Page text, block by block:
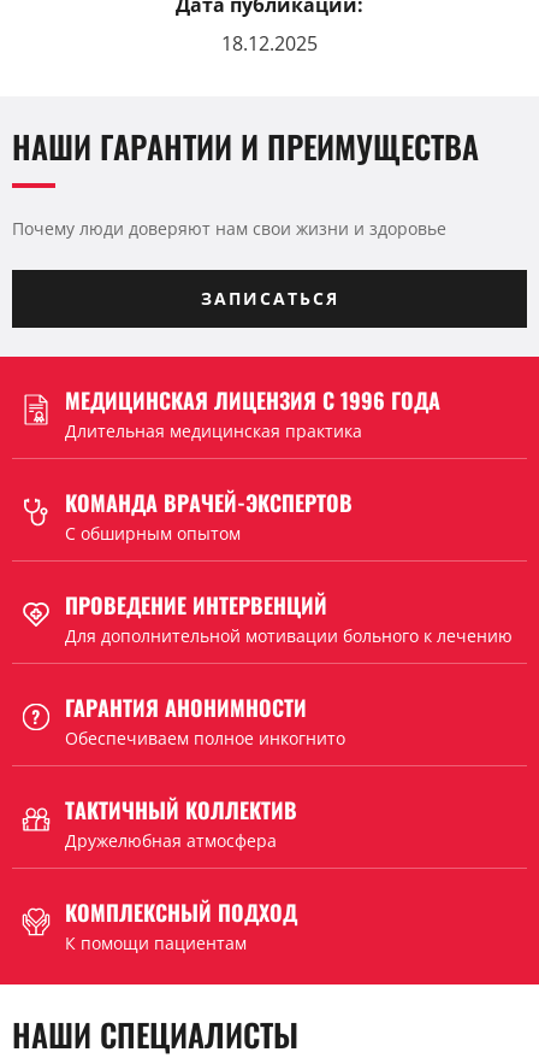
18.12.2025
НАШИ ГАРАНТИИ И ПРЕИМУЩЕСТВА
Почему люди доверяют нам свои жизни и здоровье
ЗАПИСАТЬСЯ
МЕДИЦИНСКАЯ ЛИЦЕНЗИЯ С 1996 ГОДА
Длительная медицинская практика
КОМАНДА ВРАЧЕЙ-ЭКСПЕРТОВ
C обширным опытом
ПРОВЕДЕНИЕ ИНТЕРВЕНЦИЙ
Для дополнительной мотивации больного к лечению
ГАРАНТИЯ АНОНИМНОСТИ
Обеспечиваем полное инкогнито
ТАКТИЧНЫЙ КОЛЛЕКТИВ
Дружелюбная атмосфера
КОМПЛЕКСНЫЙ ПОДХОД
К помощи пациентам
НАШИ СПЕЦИАЛИСТЫ